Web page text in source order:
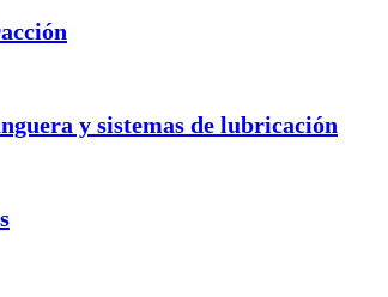
y sistemas de lubricación